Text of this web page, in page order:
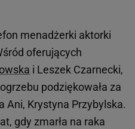
menadżerki aktorki
oferujących
i Leszek Czarnecki,
podziękowała za
Krystyna Przybylska.
gdy zmarła na raka